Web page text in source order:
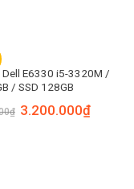
E6330 i5-3320M /
/ SSD 128GB
₫ 3.200.000₫